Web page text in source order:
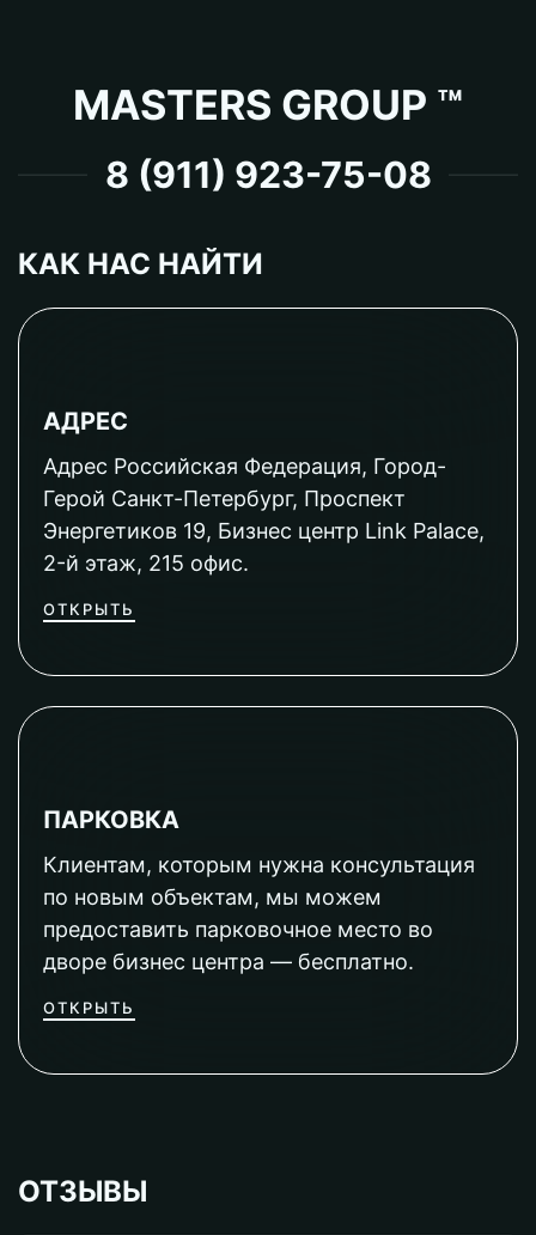
MASTERS GROUP ™
8 (911) 923-75-08
КАК НАС НАЙТИ
АДРЕС
Адрес Российская Федерация, Город-
Герой Санкт-Петербург, Проспект
Энергетиков 19, Бизнес центр Link Palace,
2-й этаж, 215 офис.
ОТКРЫТЬ
ПАРКОВКА
Клиентам, которым нужна консультация
по новым объектам, мы можем
предоставить парковочное место во
дворе бизнес центра — бесплатно.
ОТКРЫТЬ
ОТЗЫВЫ